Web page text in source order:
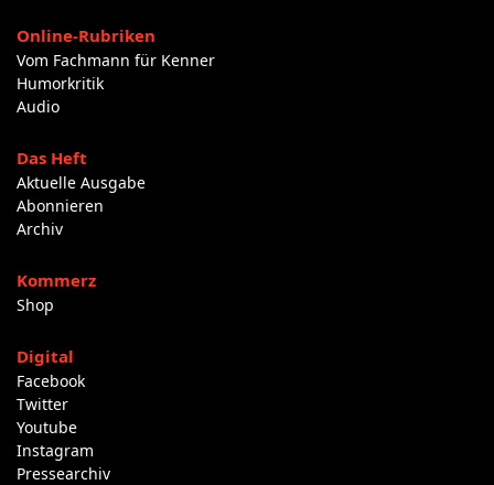
Online-Rubriken
Vom Fachmann für Kenner
Humorkritik
Audio
Das Heft
Aktuelle Ausgabe
Abonnieren
Archiv
Kommerz
Shop
Digital
Facebook
Twitter
Youtube
Instagram
Pressearchiv